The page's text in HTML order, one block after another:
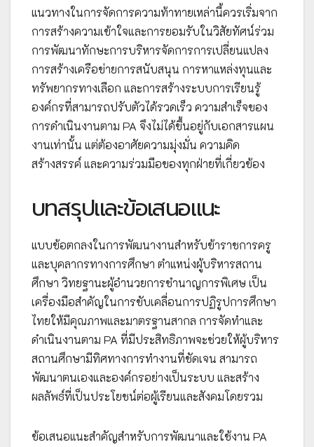
แนวทางในการจัดการความท้าทายเหล่านี้ควรเริ่มจาก
การสร้างความเข้าใจและการยอมรับในวิสัยทัศน์ร่วม
การพัฒนาทักษะการบริหารจัดการการเปลี่ยนแปลง
การสร้างเครือข่ายการสนับสนุน การหาแหล่งทุนและ
ทรัพยากรทางเลือก และการสร้างระบบการเรียนรู้
องค์กรที่สามารถปรับตัวได้รวดเร็ว ความสำเร็จของ
การดำเนินงานตาม PA จึงไม่ได้ขึ้นอยู่กับเอกสารแผน
งานเท่านั้น แต่ต้องอาศัยความมุ่งมั่น ความคิด
สร้างสรรค์ และความร่วมมือของทุกฝ่ายที่เกี่ยวข้อง
บทสรุปและข้อเสนอแนะ
แบบข้อตกลงในการพัฒนางานสำหรับข้าราชการครู
และบุคลากรทางการศึกษา ตำแหน่งผู้บริหารสถาน
ศึกษา วิทยฐานะผู้อำนวยการชำนาญการพิเศษ เป็น
เครื่องมือสำคัญในการขับเคลื่อนการปฏิรูปการศึกษา
ไทยให้มีคุณภาพและมาตรฐานสากล การจัดทำและ
ดำเนินงานตาม PA ที่มีประสิทธิภาพจะช่วยให้ผู้บริหาร
สถานศึกษามีทิศทางการทำงานที่ชัดเจน สามารถ
พัฒนาตนเองและองค์กรอย่างเป็นระบบ และสร้าง
ผลลัพธ์ที่เป็นประโยชน์ต่อผู้เรียนและสังคมโดยรวม
ข้อเสนอแนะสำคัญสำหรับการพัฒนาและใช้งาน PA